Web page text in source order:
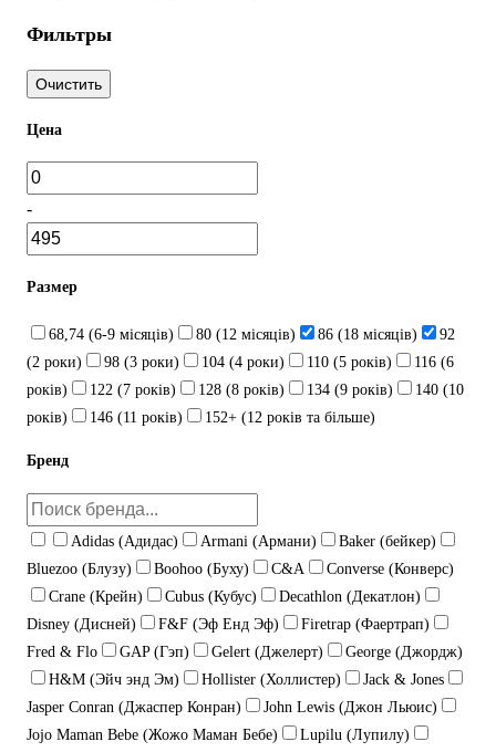
Фильтры
Очистить
Цена
-
Размер
68,74 (6-9 місяців) 80 (12 місяців) 86 (18 місяців)
92
(2 роки)
98 (3 роки) 104 (4 роки) 110 (5 років)
116 (6
років)
122 (7 років) 128 (8 років) 134 (9 років)
140 (10
років)
146 (11 років) 152+ (12 років та більше)
Бренд
Adidas (Адидас) Armani (Армани)
Baker (бейкер)
Bluezoo (Блузу)
Boohoo (Буху) C&A
Converse (Конверс)
Crane (Крейн)
Cubus (Кубус)
Decathlon (Декатлон)
Disney (Дисней)
F&F (Эф Енд Эф)
Firetrap (Фаертрап)
Fred & Flo
GAP (Гэп) Gelert (Джелерт)
George (Джордж)
H&M (Эйч энд Эм)
Hollister (Холлистер)
Jack & Jones
Jasper Conran (Джаспер Конран)
John Lewis (Джон Льюис)
Jojo Maman Bebe (Жожо Маман Бебе)
Lupilu (Лупилу)